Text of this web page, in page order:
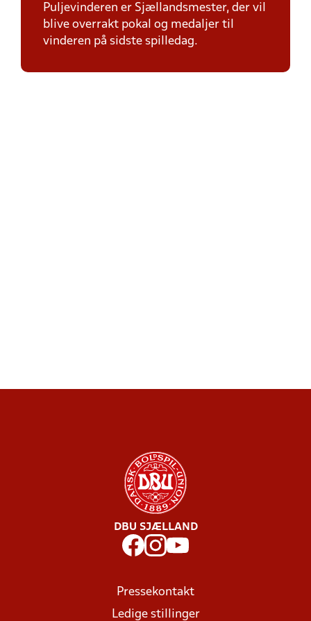
Puljevinderen er Sjællandsmester, der vil
blive overrakt pokal og medaljer til
vinderen på sidste spilledag.
DBU SJÆLLAND
Pressekontakt
Ledige stillinger